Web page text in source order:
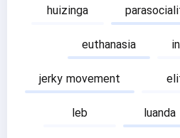
huizinga
euthanasia
jerky movement
leb
luanda